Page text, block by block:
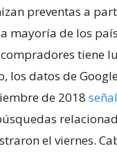
preventas a
mayoría de los
tiene
los datos de
de 2018
el viernes.